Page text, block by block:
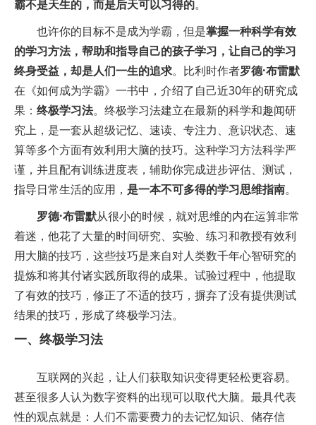
霸不是天生的，而是后天可以习得的。
也许你的目标不是成为学霸，但是掌握一种科学有效
的学习方法，帮助和指导自己的孩子学习，让自己的学习
终身受益，却是人们一生的追求。比利时作者罗德·布雷默
在《如何成为学霸》一书中，介绍了自己近30年的研究成
果： 终极学习法。终极学习法建立在最新的科学和趣闻研
究上，是一套从超级记忆、速读、专注力、意识状态、速
算等多个方面有效利用大脑的技巧。这种学习方法科学严
谨，并且配有训练进度表，辅助你完成进步评估、测试，
指导日常生活的应用， 是一本不可多得的学习思维指南。
罗德·布雷默从很小的时候，就对思维的内在运算非常
着迷，他花了大量的时间研究、实验、练习和教授有效利
用大脑的技巧，这些技巧是来自对人类数千年心智研究的
提炼和将其付诸实践所取得的成果。试验过程中，他提取
了有效的技巧，修正了不适的技巧，摒弃了没有提供测试
结果的技巧，形成了终极学习法。
一、终极学习法
互联网的兴起，让人们获取知识变得更轻松更容易。
甚至很多人认为数字资料的出现可以取代大脑。最具代表
性的观点就是：人们不需要费力的去记忆知识、储存信